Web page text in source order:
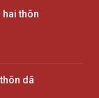
hai thôn
dã